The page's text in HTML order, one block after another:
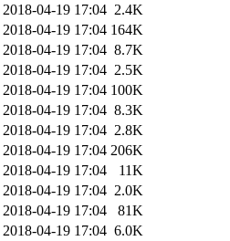
2018-04-19 17:04 2.4K
2018-04-19 17:04 164K
2018-04-19 17:04 8.7K
2018-04-19 17:04 2.5K
2018-04-19 17:04 100K
2018-04-19 17:04 8.3K
2018-04-19 17:04 2.8K
2018-04-19 17:04 206K
2018-04-19 17:04
11K
2018-04-19 17:04 2.0K
2018-04-19 17:04
81K
2018-04-19 17:04 6.0K